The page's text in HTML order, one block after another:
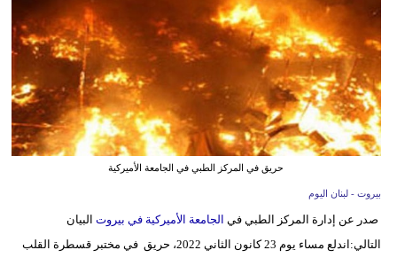
وسفر
ديكور
أخبار
إعلام
أزياء
حريق في المركز الطبي في الجامعة الأميركية
بيروت - لبنان اليوم
صدر عن إدارة المركز الطبي في الجامعة الأميركية في بيروت البيان
التالي:اندلع مساء يوم 23 كانون الثاني 2022، حريق في مختبر قسطرة القلب